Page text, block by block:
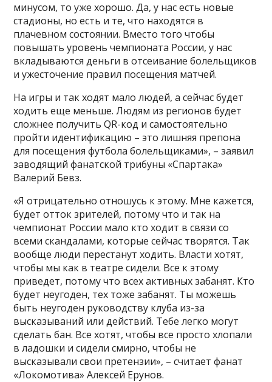
минусом, то уже хорошо. Да, у нас есть новые
стадионы, но есть и те, что находятся в
плачевном состоянии. Вместо того чтобы
повышать уровень чемпионата России, у нас
вкладываются деньги в отсеивание болельщиков
и ужесточение правил посещения матчей.
На игры и так ходят мало людей, а сейчас будет
ходить еще меньше. Людям из регионов будет
сложнее получить QR-код и самостоятельно
пройти идентификацию – это лишняя препона
для посещения футбола болельщиками», –заявил
заводящий фанатской трибуны «Спартака»
Валерий Бевз.
«Я отрицательно отношусь к этому. Мне кажется,
будет отток зрителей, потому что и так на
чемпионат России мало кто ходит в связи со
всеми скандалами, которые сейчас творятся. Так
вообще люди перестанут ходить. Власти хотят,
чтобы мы как в театре сидели. Все к этому
приведет, потому что всех активных забанят. Кто
будет неугоден, тех тоже забанят. Ты можешь
быть неугоден руководству клуба из-за
высказываний или действий. Тебе легко могут
сделать бан. Все хотят, чтобы все просто хлопали
в ладошки и сидели смирно, чтобы не
высказывали свои претензии», –считает фанат
«Локомотива» Алексей Ерунов.